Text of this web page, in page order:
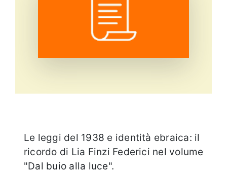
Le leggi del 1938 e identità ebraica: il
ricordo di Lia Finzi Federici nel volume
"Dal buio alla luce".